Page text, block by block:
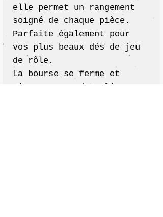
elle permet un rangement
soigné de chaque pièce.
Parfaite également pour
vos plus beaux dés de jeu
de rôle.
La bourse se ferme et
s'ouvre avec deux liens